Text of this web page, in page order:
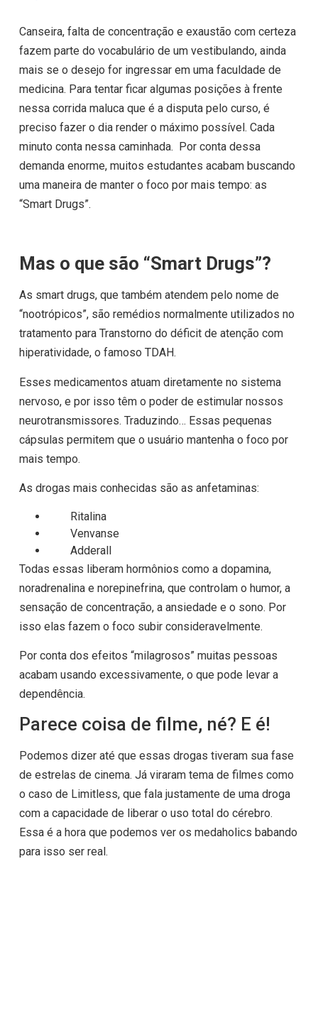
Canseira, falta de concentração e exaustão com certeza
fazem parte do vocabulário de um vestibulando, ainda
mais se o desejo for ingressar em uma faculdade de
medicina. Para tentar ficar algumas posições à frente
nessa corrida maluca que é a disputa pelo curso, é
preciso fazer o dia render o máximo possível. Cada
minuto conta nessa caminhada. Por conta dessa
demanda enorme, muitos estudantes acabam buscando
uma maneira de manter o foco por mais tempo: as
“Smart Drugs”.
Mas o que são “Smart Drugs”?
As smart drugs, que também atendem pelo nome de
“nootrópicos”, são remédios normalmente utilizados no
tratamento para Transtorno do déficit de atenção com
hiperatividade, o famoso TDAH.
Esses medicamentos atuam diretamente no sistema
nervoso, e por isso têm o poder de estimular nossos
neurotransmissores. Traduzindo… Essas pequenas
cápsulas permitem que o usuário mantenha o foco por
mais tempo.
As drogas mais conhecidas são as anfetaminas:
Ritalina
Venvanse
Adderall
Todas essas liberam hormônios como a dopamina,
noradrenalina e norepinefrina, que controlam o humor, a
sensação de concentração, a ansiedade e o sono. Por
isso elas fazem o foco subir consideravelmente.
Por conta dos efeitos “milagrosos” muitas pessoas
acabam usando excessivamente, o que pode levar a
dependência.
Parece coisa de filme, né? E é!
Podemos dizer até que essas drogas tiveram sua fase
de estrelas de cinema. Já viraram tema de filmes como
o caso de Limitless, que fala justamente de uma droga
com a capacidade de liberar o uso total do cérebro.
Essa é a hora que podemos ver os medaholics babando
para isso ser real.